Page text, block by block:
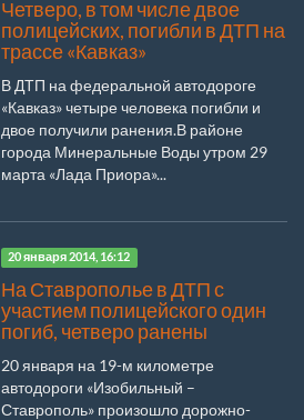
Четверо, в том числе двое
полицейских, погибли в ДТП на
трассе «Кавказ»
В ДТП на федеральной автодороге
«Кавказ» четыре человека погибли и
двое получили ранения.В районе
города Минеральные Воды утром 29
марта «Лада Приора»...
20 января 2014, 16:12
На Ставрополье в ДТП с
участием полицейского один
погиб, четверо ранены
20 января на 19-м километре
автодороги «Изобильный –
Ставрополь» произошло дорожно-